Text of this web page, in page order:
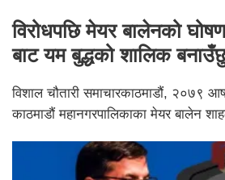
विरोधपछि मेयर बालेनको
बाट यम बुद्धको शालिक
विशाल चौतारी समाचारकाठमाडौं, २०७९
काठमाडौं महानगरपालिकाका मेयर बालेन